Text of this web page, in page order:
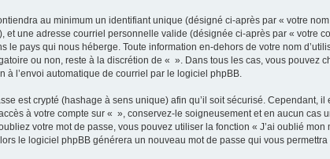
au minimum un identifiant unique (désigné ci-après par « votre
et une adresse courriel personnelle valide (désignée ci-après par « votre
le pays qui nous héberge. Toute information en-dehors de votre nom
ou non, reste à la discrétion de « ». Dans tous les cas, vous
à l’envoi automatique de courriel par le logiciel phpBB.
est crypté (hashage à sens unique) afin qu’il soit sécurisé. Cependant,
à votre compte sur « », conservez-le soigneusement et en aucun
votre mot de passe, vous pouvez utiliser la fonction « J’ai oublié
le logiciel phpBB générera un nouveau mot de passe qui vous